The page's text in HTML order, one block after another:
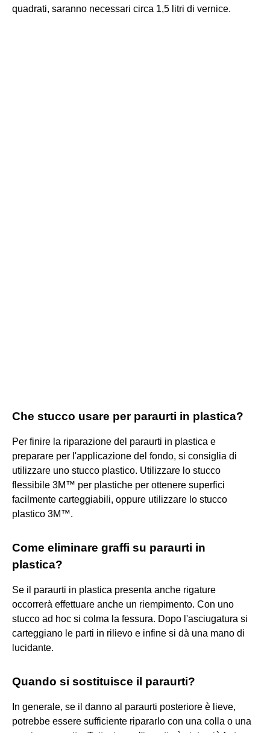
quadrati, saranno necessari circa 1,5 litri di vernice.
Che stucco usare per paraurti in plastica?
Per finire la riparazione del paraurti in plastica e
preparare per l'applicazione del fondo, si consiglia di
utilizzare uno stucco plastico. Utilizzare lo stucco
flessibile 3M™ per plastiche per ottenere superfici
facilmente carteggiabili, oppure utilizzare lo stucco
plastico 3M™.
Come eliminare graffi su paraurti in
plastica?
Se il paraurti in plastica presenta anche rigature
occorrerà effettuare anche un riempimento. Con uno
stucco ad hoc si colma la fessura. Dopo l'asciugatura si
carteggiano le parti in rilievo e infine si dà una mano di
lucidante.
Quando si sostituisce il paraurti?
In generale, se il danno al paraurti posteriore è lieve,
potrebbe essere sufficiente ripararlo con una colla o una